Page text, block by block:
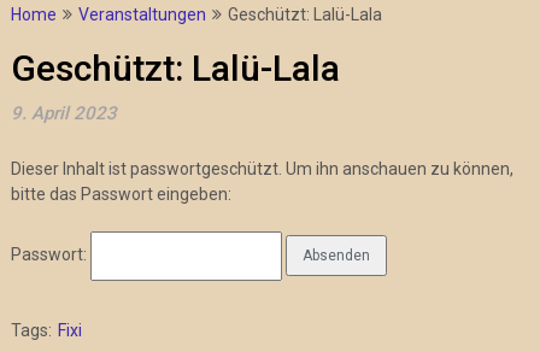
Home Veranstaltungen Geschützt: Lalü-Lala
Geschützt: Lalü-Lala
9. April 2023
Dieser Inhalt ist passwortgeschützt. Um ihn anschauen zu können,
bitte das Passwort eingeben:
Passwort:
Tags: Fixi